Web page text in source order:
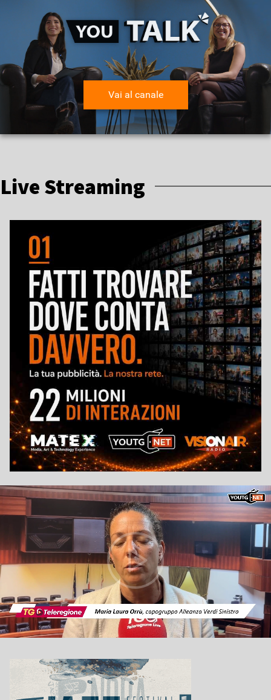
Vai al canale
Live Streaming